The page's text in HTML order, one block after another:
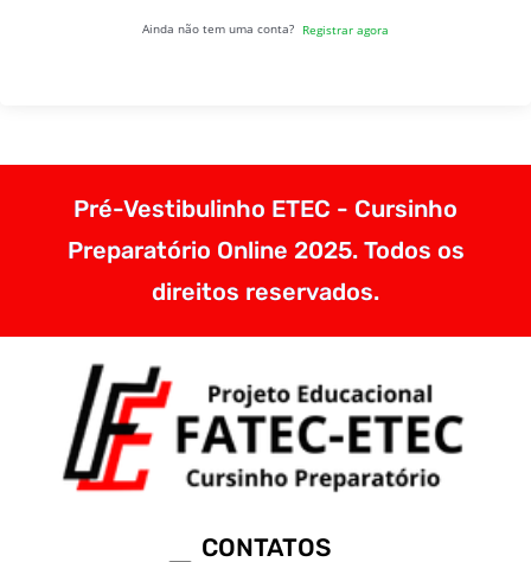
Ainda não tem uma conta? Registrar agora
Pré-Vestibulinho ETEC - Cursinho
Preparatório Online 2025. Todos os
direitos reservados.
CONTATOS